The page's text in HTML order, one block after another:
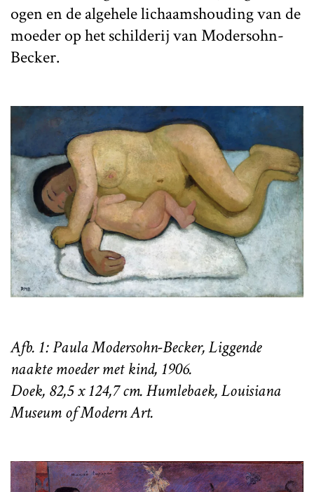
ogen en de algehele lichaamshouding van de
moeder op het schilderij van Modersohn-
Becker.
Afb. 1: Paula Modersohn-Becker, Liggende
naakte moeder met kind, 1906.
Doek, 82,5 x 124,7 cm. Humlebaek, Louisiana
Museum of Modern Art.